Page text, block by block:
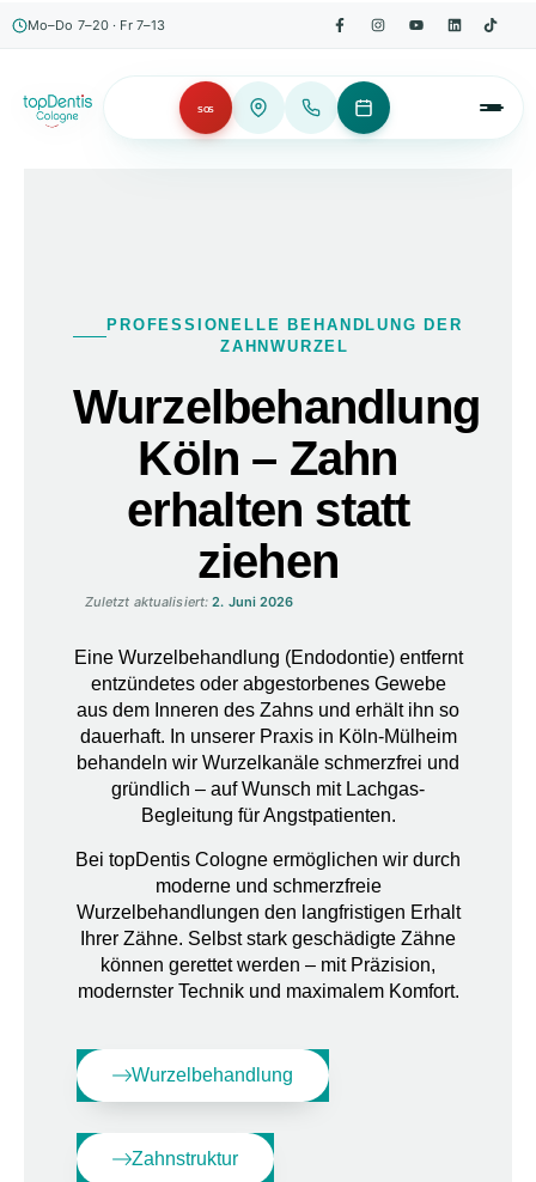
Mo–Do 7–20 · Fr 7–13
SOS
PROFESSIONELLE BEHANDLUNG DER
ZAHNWURZEL
Wurzelbehandlung
Köln – Zahn
erhalten statt
ziehen
Zuletzt aktualisiert: 2. Juni 2026
Eine Wurzelbehandlung (Endodontie) entfernt
entzündetes oder abgestorbenes Gewebe
aus dem Inneren des Zahns und erhält ihn so
dauerhaft. In unserer Praxis in Köln-Mülheim
behandeln wir Wurzelkanäle schmerzfrei und
gründlich – auf Wunsch mit Lachgas-
Begleitung für Angstpatienten.
Bei topDentis Cologne ermöglichen wir durch
moderne und schmerzfreie
Wurzelbehandlungen den langfristigen Erhalt
Ihrer Zähne. Selbst stark geschädigte Zähne
können gerettet werden – mit Präzision,
modernster Technik und maximalem Komfort.
Wurzelbehandlung
Zahnstruktur